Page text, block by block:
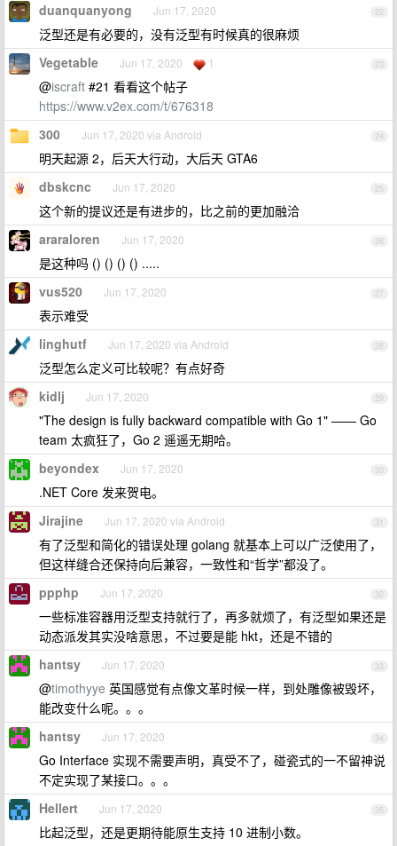
22
duanquanyong Jun 17, 2020
泛型还是有必要的，没有泛型有时候真的很麻烦
23
Vegetable Jun 17, 2020 1
@iscraft #21 看看这个帖子
https://www.v2ex.com/t/676318
24
300 Jun 17, 2020 via Android
明天起源 2，后天大行动，大后天 GTA6
25
dbskcnc Jun 17, 2020
这个新的提议还是有进步的，比之前的更加融洽
26
araraloren Jun 17, 2020
是这种吗 () () () () .....
27
vus520 Jun 17, 2020
表示难受
28
linghutf Jun 17, 2020 via Android
泛型怎么定义可比较呢？有点好奇
29
kidlj Jun 17, 2020
"The design is fully backward compatible with Go 1" —— Go
team 太疯狂了，Go 2 遥遥无期哈。
30
beyondex Jun 17, 2020
.NET Core 发来贺电。
31
Jirajine Jun 17, 2020 via Android
有了泛型和简化的错误处理 golang 就基本上可以广泛使用了，
但这样缝合还保持向后兼容，一致性和“哲学”都没了。
32
ppphp Jun 17, 2020
一些标准容器用泛型支持就行了，再多就烦了，有泛型如果还是
动态派发其实没啥意思，不过要是能 hkt，还是不错的
33
hantsy Jun 17, 2020
@timothyye 英国感觉有点像文革时候一样，到处雕像被毁坏，
能改变什么呢。。。
34
hantsy Jun 17, 2020
Go Interface 实现不需要声明，真受不了，碰瓷式的一不留神说
不定实现了某接口。。。
35
Hellert Jun 17, 2020
比起泛型，还是更期待能原生支持 10 进制小数。